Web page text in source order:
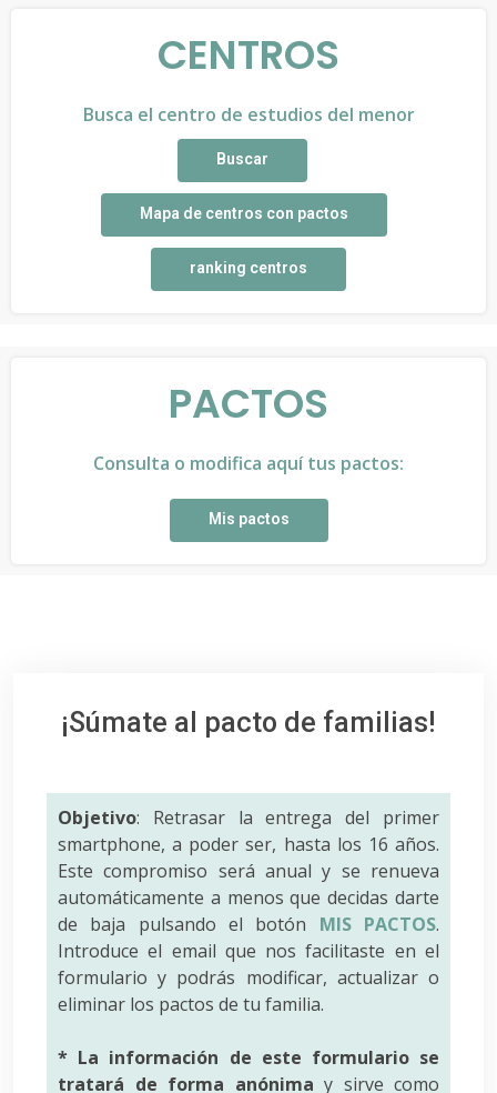
CENTROS
Busca el centro de estudios del menor
Buscar
Mapa de centros con pactos
ranking centros
PACTOS
Consulta o modifica aquí tus pactos:
Mis pactos
¡Súmate al pacto de familias!
Objetivo: Retrasar la entrega del primer
smartphone, a poder ser, hasta los 16 años.
Este compromiso será anual y se renueva
automáticamente a menos que decidas darte
de baja pulsando el botón MIS PACTOS.
Introduce el email que nos facilitaste en el
formulario y podrás modificar, actualizar o
eliminar los pactos de tu familia.
* La información de este formulario se
tratará de forma anónima y sirve como